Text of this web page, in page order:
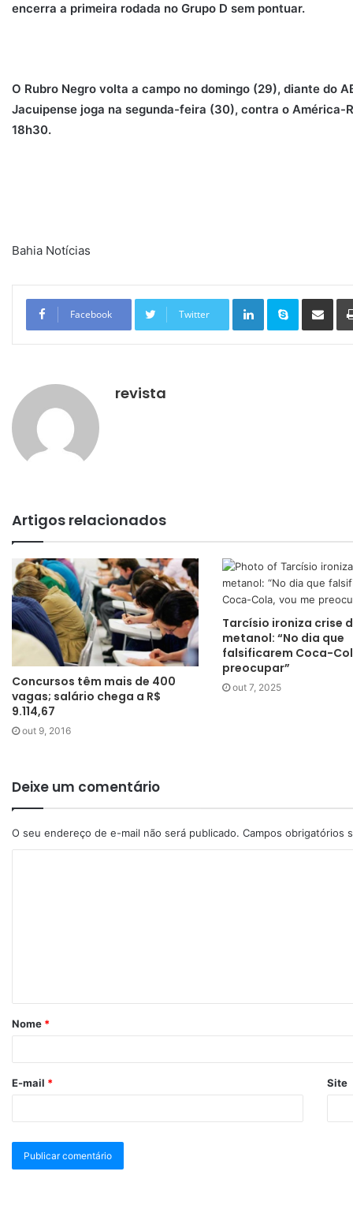
encerra a primeira rodada no Grupo D sem pontuar.
O Rubro Negro volta a campo no domingo (29), diante do
Jacuipense joga na segunda-feira (30), contra o América-
18h30.
Bahia Notícias
Facebook Twitter
Linkedin Skype
revista
Artigos relacionados
Concursos têm mais de 400
vagas; salário chega a R$
9.114,67
out 9, 2016
Tarcísio ironiza crise
metanol: “No dia que
falsificarem Coca-
preocupar”
out 7, 2025
Deixe um comentário
O seu endereço de e-mail não será publicado. Campos obrigatórios
Nome *
E-mail * Site